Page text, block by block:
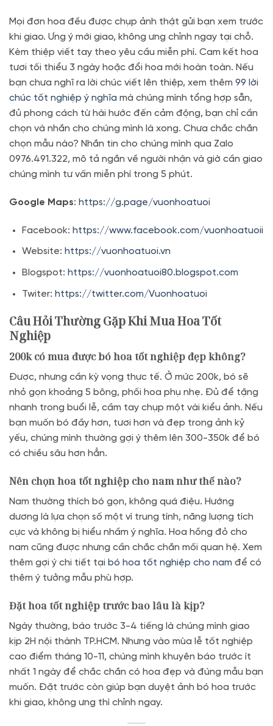
Mọi đơn hoa đều được chụp ảnh thật gửi bạn xem trước
khi giao. Ưng ý mới giao, không ưng chỉnh ngay tại chỗ.
Kèm thiệp viết tay theo yêu cầu miễn phí. Cam kết hoa
tươi tối thiểu 3 ngày hoặc đổi hoa mới hoàn toàn. Nếu
bạn chưa nghĩ ra lời chúc viết lên thiệp, xem thêm 99 lời
chúc tốt nghiệp ý nghĩa mà chúng mình tổng hợp sẵn,
đủ phong cách từ hài hước đến cảm động, bạn chỉ cần
chọn và nhắn cho chúng mình là xong. Chưa chắc chắn
chọn mẫu nào? Nhắn tin cho chúng mình qua Zalo
0976.491.322, mô tả ngắn về người nhận và giờ cần giao
chúng mình tư vấn miễn phí trong 5 phút.
Google Maps: https://g.page/vuonhoatuoi
Facebook: https://www.facebook.com/vuonhoatuoii
Website: https://vuonhoatuoi.vn
Blogspot: https://vuonhoatuoi80.blogspot.com
Twiter: https://twitter.com/Vuonhoatuoi
Câu Hỏi Thường Gặp Khi Mua Hoa Tốt
Nghiệp
200k có mua được bó hoa tốt nghiệp đẹp không?
Được, nhưng cần kỳ vọng thực tế. Ở mức 200k, bó sẽ
nhỏ gọn khoảng 5 bông, phối hoa phụ nhẹ. Đủ để tặng
nhanh trong buổi lễ, cầm tay chụp một vài kiểu ảnh. Nếu
bạn muốn bó đầy hơn, tươi hơn và đẹp trong ảnh kỷ
yếu, chúng mình thường gợi ý thêm lên 300-350k để bó
có chiều sâu hơn hẳn.
Nên chọn hoa tốt nghiệp cho nam như thế nào?
Nam thường thích bó gọn, không quá điệu. Hướng
dương là lựa chọn số một vì trung tính, năng lượng tích
cực và không bị hiểu nhầm ý nghĩa. Hoa hồng đỏ cho
nam cũng được nhưng cần chắc chắn mối quan hệ. Xem
thêm gợi ý chi tiết tại bó hoa tốt nghiệp cho nam để có
thêm ý tưởng mẫu phù hợp.
Đặt hoa tốt nghiệp trước bao lâu là kịp?
Ngày thường, báo trước 3-4 tiếng là chúng mình giao
kịp 2H nội thành TP.HCM. Nhưng vào mùa lễ tốt nghiệp
cao điểm tháng 10-11, chúng mình khuyên báo trước ít
nhất 1 ngày để chắc chắn có hoa đẹp và đúng mẫu bạn
muốn. Đặt trước còn giúp bạn duyệt ảnh bó hoa trước
khi giao, không ưng thì chỉnh ngay.